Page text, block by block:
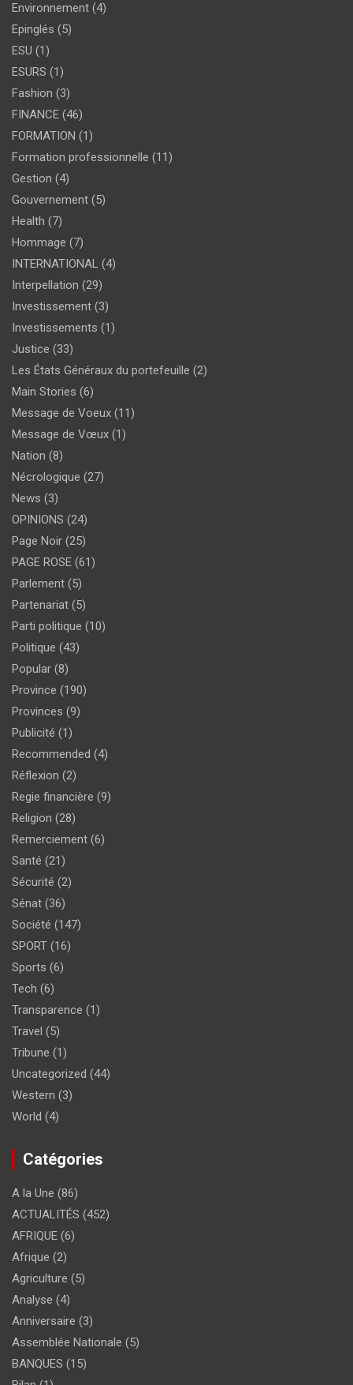
Environnement (4)
Epinglés (5)
ESU (1)
ESURS (1)
Fashion (3)
FINANCE (46)
FORMATION (1)
Formation professionnelle (11)
Gestion (4)
Gouvernement (5)
Health (7)
Hommage (7)
INTERNATIONAL (4)
Interpellation (29)
Investissement (3)
Investissements (1)
Justice (33)
Les États Généraux du portefeuille (2)
Main Stories (6)
Message de Voeux (11)
Message de Vœux (1)
Nation (8)
Nécrologique (27)
News (3)
OPINIONS (24)
Page Noir (25)
PAGE ROSE (61)
Parlement (5)
Partenariat (5)
Parti politique (10)
Politique (43)
Popular (8)
Province (190)
Provinces (9)
Publicité (1)
Recommended (4)
Réflexion (2)
Regie financière (9)
Religion (28)
Remerciement (6)
Santé (21)
Sécurité (2)
Sénat (36)
Société (147)
SPORT (16)
Sports (6)
Tech (6)
Transparence (1)
Travel (5)
Tribune (1)
Uncategorized (44)
Western (3)
World (4)
Catégories
A la Une (86)
ACTUALITÉS (452)
AFRIQUE (6)
Afrique (2)
Agriculture (5)
Analyse (4)
Anniversaire (3)
Assemblée Nationale (5)
BANQUES (15)